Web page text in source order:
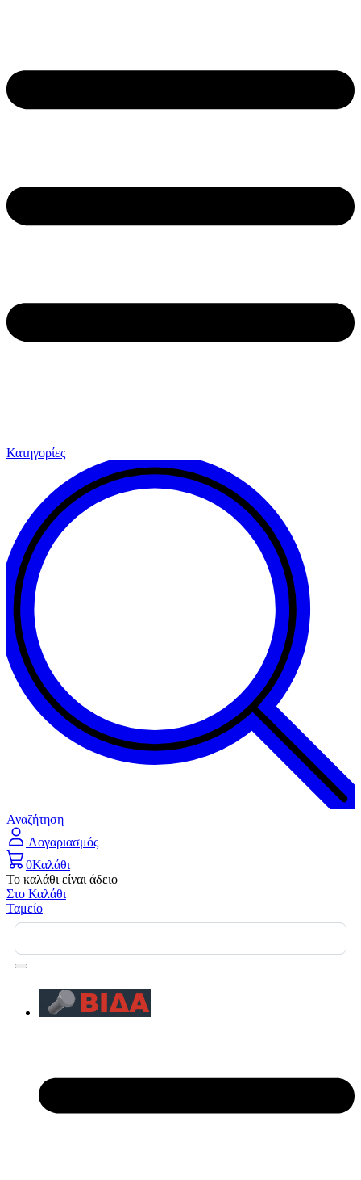
Κατηγορίες
Αναζήτηση
Λογαριασμός
0Καλάθι
Το καλάθι είναι άδειο
Στο Καλάθι
Ταμείο